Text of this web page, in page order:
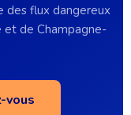
des flux dangereux
et de Champagne-
vous